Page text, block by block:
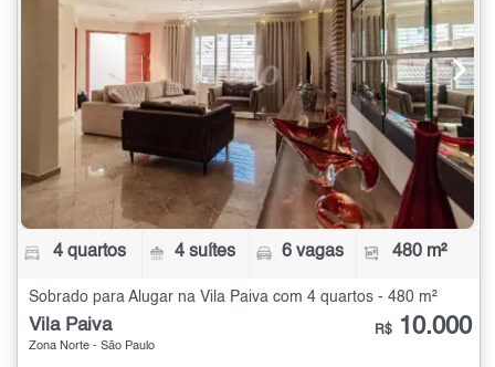
4 quartos 4 suítes 6 vagas 480 m²
Sobrado para Alugar na Vila Paiva com 4 quartos - 480 m²
Vila Paiva
Zona Norte - São Paulo
R$ 10.000